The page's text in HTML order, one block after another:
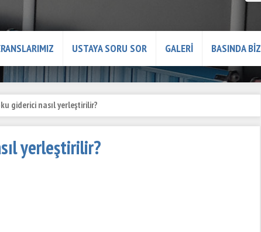
USTAYA SORU SOR GALERİ BASINDA BİZ
giderici nasıl yerleştirilir?
yerleştirilir?